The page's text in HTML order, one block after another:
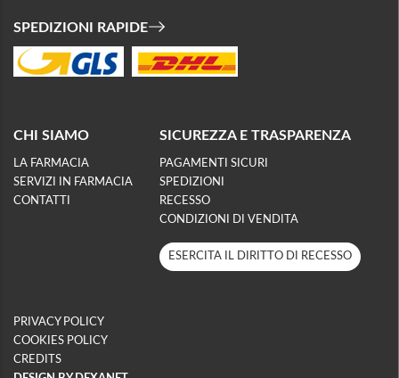
SPEDIZIONI RAPIDE
CHI SIAMO
LA FARMACIA
SERVIZI IN FARMACIA
CONTATTI
SICUREZZA E TRASPARENZA
PAGAMENTI SICURI
SPEDIZIONI
RECESSO
CONDIZIONI DI VENDITA
ESERCITA IL DIRITTO DI RECESSO
PRIVACY POLICY
COOKIES POLICY
CREDITS